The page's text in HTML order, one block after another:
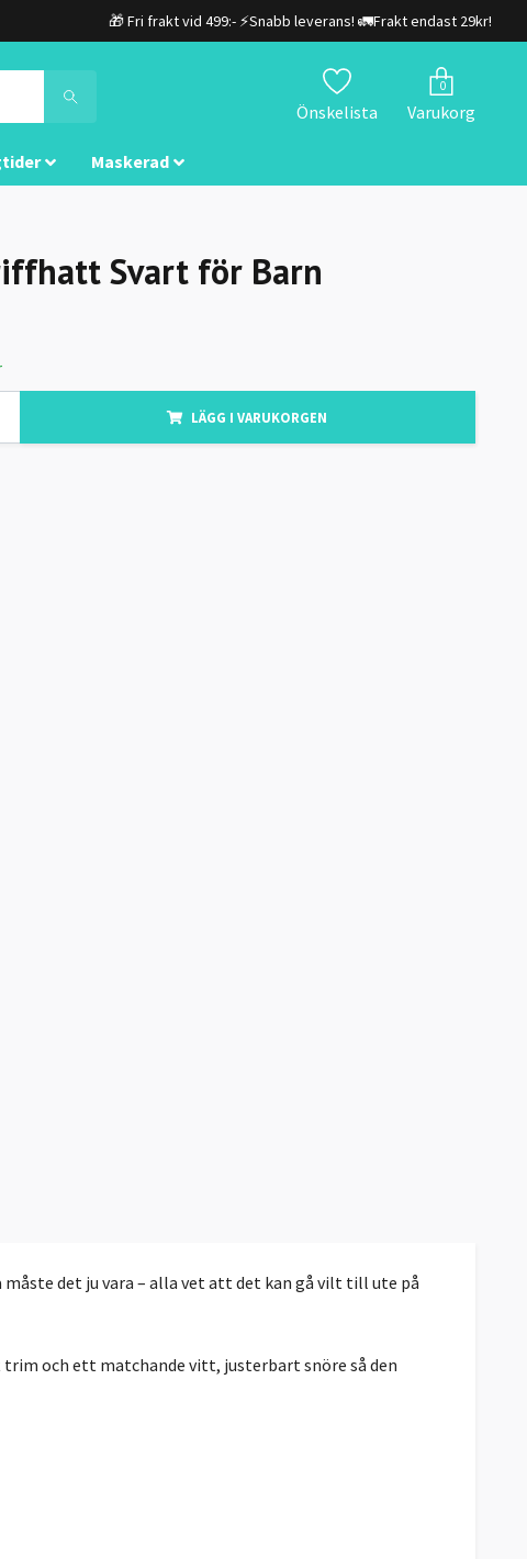
🎁 Fri frakt vid 499:- ⚡Snabb leverans! 🚛Frakt endast 29kr!
Önskelista
0
Varukorg
Maskerad
Svart för Barn
LÄGG I VARUKORGEN
det ju vara – alla vet att det kan gå vilt till ute på
och ett matchande vitt, justerbart snöre så den